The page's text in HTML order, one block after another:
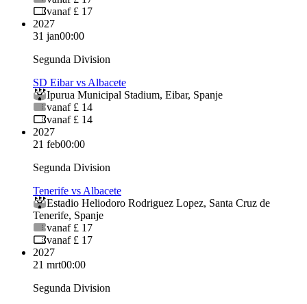
vanaf £ 17
2027
31 jan00:00
Segunda Division
SD Eibar vs Albacete
Ipurua Municipal Stadium, Eibar, Spanje
vanaf £ 14
vanaf £ 14
2027
21 feb00:00
Segunda Division
Tenerife vs Albacete
Estadio Heliodoro Rodriguez Lopez, Santa Cruz de
Tenerife, Spanje
vanaf £ 17
vanaf £ 17
2027
21 mrt00:00
Segunda Division